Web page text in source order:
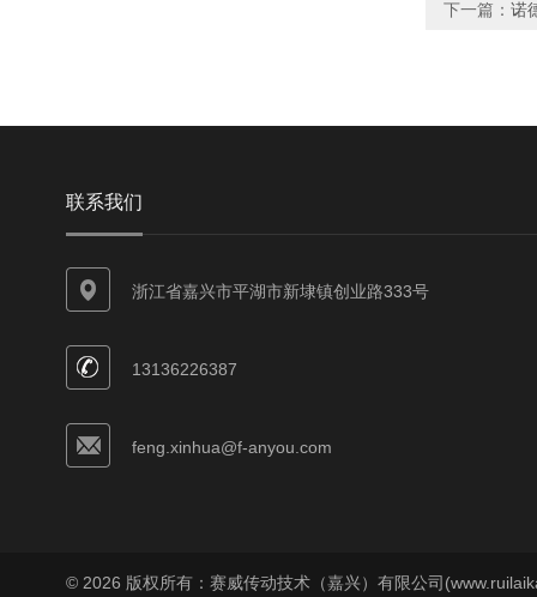
下一篇： 诺
联系我们
浙江省嘉兴市平湖市新埭镇创业路333号
13136226387
feng.xinhua@f-anyou.com
© 2026 版权所有：赛威传动技术（嘉兴）有限公司